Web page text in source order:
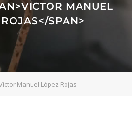
MANUEL
SPAN>
Manuel López Rojas